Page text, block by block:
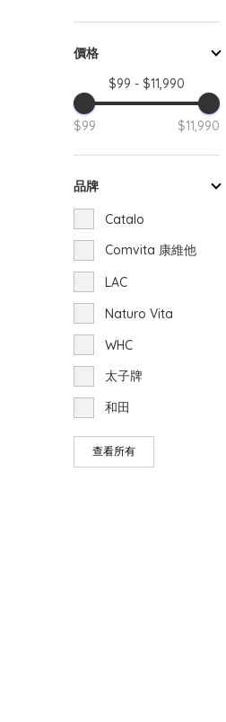
價格
$99 - $11,990
$99 $11,990
品牌
Catalo
Comvita 康維他
LAC
Naturo Vita
WHC
太子牌
和田
維特健靈
澳至尊
查看所有